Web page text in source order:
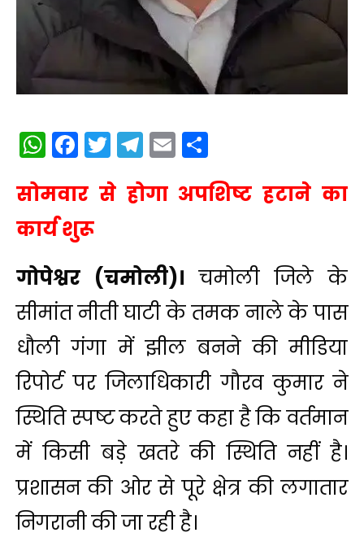
WhatsApp
Facebook
Twitter
Telegram
Email
सोमवार से होगा अपशिष्ट हटाने का
कार्य शुरू
गोपेश्वर (चमोली)। चमोली जिले के
सीमांत नीती घाटी के तमक नाले के पास
धौली गंगा में झील बनने की मीडिया
रिपोर्ट पर जिलाधिकारी गौरव कुमार ने
स्थिति स्पष्ट करते हुए कहा है कि वर्तमान
में किसी बड़े खतरे की स्थिति नहीं है।
प्रशासन की ओर से पूरे क्षेत्र की लगातार
निगरानी की जा रही है।